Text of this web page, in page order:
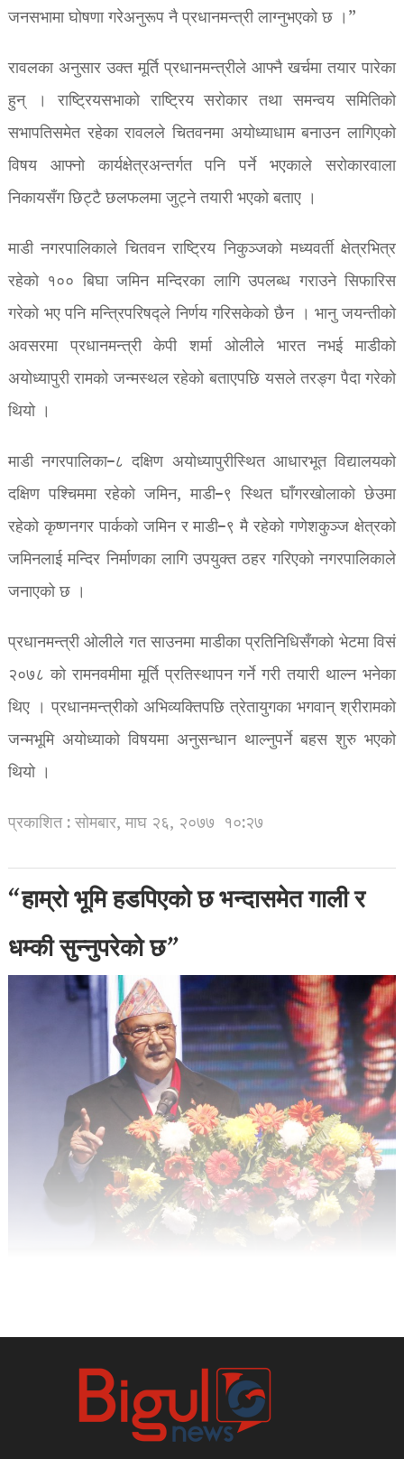
जनसभामा घोषणा गरेअनुरूप नै प्रधानमन्त्री लाग्नुभएको छ ।”
रावलका अनुसार उक्त मूर्ति प्रधानमन्त्रीले आफ्नै खर्चमा तयार पारेका
हुन् । राष्ट्रियसभाको राष्ट्रिय सरोकार तथा समन्वय समितिको
सभापतिसमेत रहेका रावलले चितवनमा अयोध्याधाम बनाउन लागिएको
विषय आफ्नो कार्यक्षेत्रअन्तर्गत पनि पर्ने भएकाले सरोकारवाला
निकायसँग छिट्टै छलफलमा जुट्ने तयारी भएको बताए ।
माडी नगरपालिकाले चितवन राष्ट्रिय निकुञ्जको मध्यवर्ती क्षेत्रभित्र
रहेको १०० बिघा जमिन मन्दिरका लागि उपलब्ध गराउने सिफारिस
गरेको भए पनि मन्त्रिपरिषद्ले निर्णय गरिसकेको छैन । भानु जयन्तीको
अवसरमा प्रधानमन्त्री केपी शर्मा ओलीले भारत नभई माडीको
अयोध्यापुरी रामको जन्मस्थल रहेको बताएपछि यसले तरङ्ग पैदा गरेको
थियो ।
माडी नगरपालिका–८ दक्षिण अयोध्यापुरीस्थित आधारभूत विद्यालयको
दक्षिण पश्चिममा रहेको जमिन, माडी–९ स्थित घाँगरखोलाको छेउमा
रहेको कृष्णनगर पार्कको जमिन र माडी–९ मै रहेको गणेशकुञ्ज क्षेत्रको
जमिनलाई मन्दिर निर्माणका लागि उपयुक्त ठहर गरिएको नगरपालिकाले
जनाएको छ ।
प्रधानमन्त्री ओलीले गत साउनमा माडीका प्रतिनिधिसँगको भेटमा विसं
२०७८ को रामनवमीमा मूर्ति प्रतिस्थापन गर्ने गरी तयारी थाल्न भनेका
थिए । प्रधानमन्त्रीको अभिव्यक्तिपछि त्रेतायुगका भगवान् श्रीरामको
जन्मभूमि अयोध्याको विषयमा अनुसन्धान थाल्नुपर्ने बहस शुरु भएको
थियो ।
प्रकाशित : सोमबार, माघ २६, २०७७ १०:२७
“हाम्रो भूमि हडपिएको छ भन्दासमेत गाली र
धम्की सुन्नुपरेको छ”